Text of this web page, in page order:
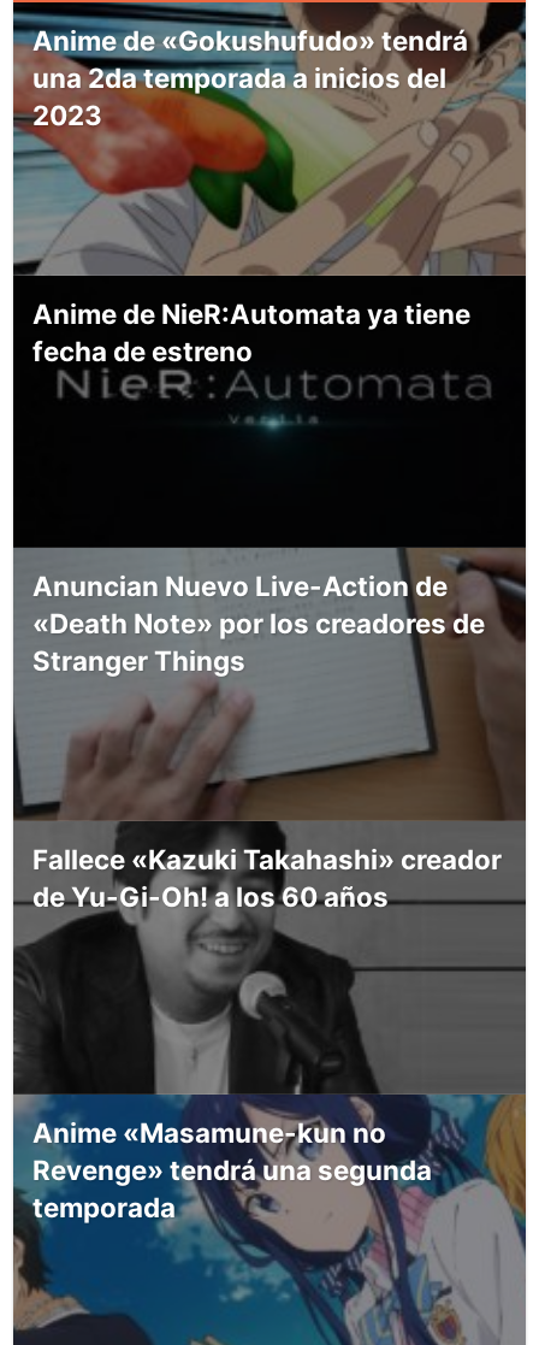
Anime de «Gokushufudo» tendrá
una 2da temporada a inicios del
2023
Anime de NieR:Automata ya tiene
fecha de estreno
Anuncian Nuevo Live-Action de
«Death Note» por los creadores de
Stranger Things
Fallece «Kazuki Takahashi» creador
de Yu-Gi-Oh! a los 60 años
Anime «Masamune-kun no
Revenge» tendrá una segunda
temporada